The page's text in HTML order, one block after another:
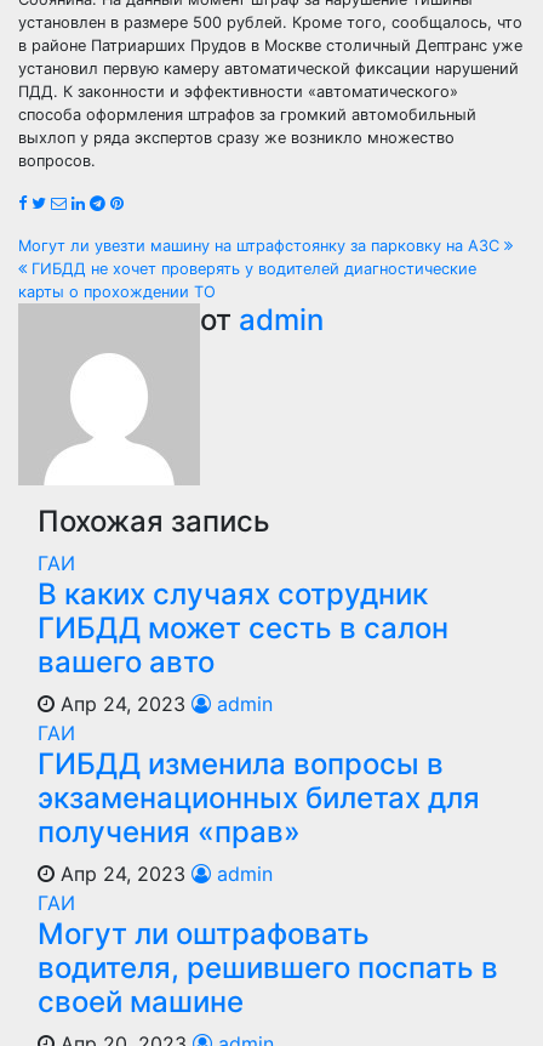
установлен в размере 500 рублей. Кроме того, сообщалось, что
в районе Патриарших Прудов в Москве столичный Дептранс уже
установил первую камеру автоматической фиксации нарушений
ПДД. К законности и эффективности «автоматического»
способа оформления штрафов за громкий автомобильный
выхлоп у ряда экспертов сразу же возникло множество
вопросов.
Навигация
по
записям
Могут ли увезти машину на штрафстоянку за парковку на АЗС
ГИБДД не хочет проверять у водителей диагностические
карты о прохождении ТО
от admin
Похожая запись
ГАИ
В каких случаях сотрудник
ГИБДД может сесть в салон
вашего авто
Апр 24, 2023
admin
ГАИ
ГИБДД изменила вопросы в
экзаменационных билетах для
получения «прав»
Апр 24, 2023
admin
ГАИ
Могут ли оштрафовать
водителя, решившего поспать в
своей машине